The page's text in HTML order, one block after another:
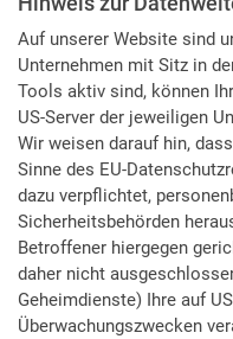
Auf unserer Website sind
Unternehmen mit Sitz in
Tools aktiv sind, können
US-Server der jeweiligen
Wir weisen darauf hin,
Sinne des EU-
dazu verpflichtet,
Sicherheitsbehörden
Betroffener hiergegen
daher nicht
Geheimdienste) Ihre auf
Überwachungszwecken